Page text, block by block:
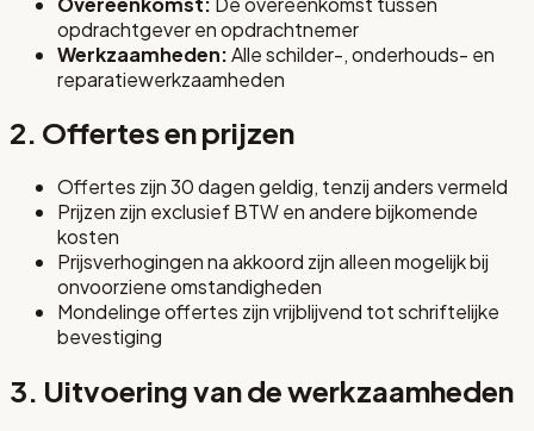
opdrachtgever en opdrachtnemer
Werkzaamheden:Alle schilder-, onderhouds- en
reparatiewerkzaamheden
2. Offertes en prijzen
Offertes zijn 30 dagen geldig, tenzij anders vermeld
Prijzen zijn exclusief BTW en andere bijkomende
kosten
Prijsverhogingen na akkoord zijn alleen mogelijk bij
onvoorziene omstandigheden
Mondelinge offertes zijn vrijblijvend tot schriftelijke
bevestiging
3. Uitvoering van de werkzaamheden